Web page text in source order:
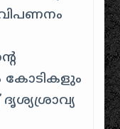
കോടികളും